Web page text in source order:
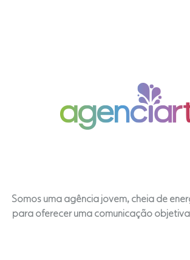
Somos uma agência jovem, cheia de
para oferecer uma comunicação